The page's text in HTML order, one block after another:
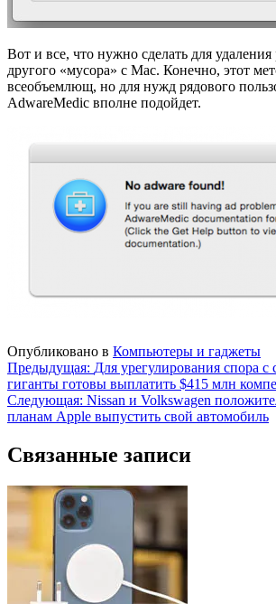
Вот и все, что нужно сделать для
другого «мусора» с Mac. Конечно, этот
всеобъемлющ, но для нужд рядового
AdwareMedic вполне подойдет.
Опубликовано в Компьютеры и гаджеты
Навигация
по
записям
Предыдущая: Для урегулирования спора
гиганты готовы выплатить $415 млн
Следующая: Nissan и Volkswagen
планам Apple выпустить свой автомобиль
Связанные записи